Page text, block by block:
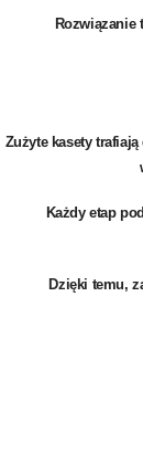
Zużyte kasety
Każdy etap
Dzięki temu,